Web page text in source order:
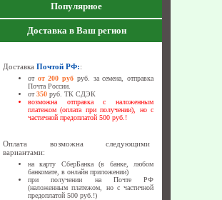
Популярное
Доставка в Ваш регион
Доставка Почтой РФ::
от от 200 руб руб. за семена, отправка
Почта России.
от350 руб. ТК СДЭК
возможна отправка с наложенным
платежом (оплата при получении), но с
частичной предоплатой 500 руб.!
Оплата возможна следующими
вариантами:
на карту СберБанка (в банке, любом
банкомате, в онлайн приложении)
при получении на Почте РФ
(наложенным платежом, но с частичной
предоплатой 500 руб.!)